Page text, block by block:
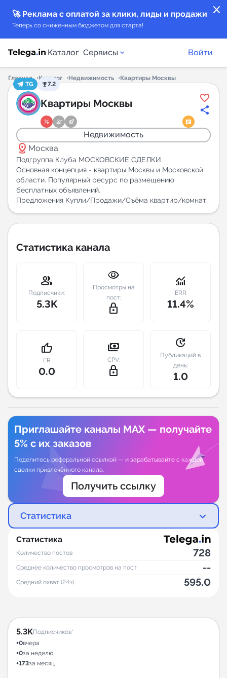
close
🚀 Реклама с оплатой за клики, лиды и продажи
Теперь со сниженным бюджетом для старта!
Каталог Сервисы
Каталог каналов
Каталог ботов
Горящие предложения
Индекс читаемости каналов в Telegram
New
Индивидуальное сопровождение
Аналитика Telegram
Войти
Главная Каталог Недвижимость
Квартиры Москвы
TG
7.2
Квартиры Москвы
Недвижимость
distance Москва
Подгруппа Клуба МОСКОВСКИЕ СДЕЛКИ.
Основная концепция - квартиры Москвы и Московской
области. Популярный ресурс по размещению
бесплатных объявлений.
Предложения Купли/Продажи/Съёма квартир/комнат.
Статистика канала
group
Подписчики:
5.3K
visibility
Просмотры на
пост:
lock_outline
monitoring
ERR
11.4%
thumb_up
ER
0.0
payments
CPV:
lock_outline
update
Публикаций в
день:
1.0
Приглашайте каналы MAX — получайте
5% с их заказов
Поделитесь реферальной ссылкой — и зарабатывайте с каждой
сделки привлечённого канала.
Получить ссылку
Статистика
Статистика
Количество постов 728
Среднее количество просмотров на пост --
Средний охват (24ч) 595.0
5.3KПодписчиков*
+0вчера
+0за неделю
+173за месяц